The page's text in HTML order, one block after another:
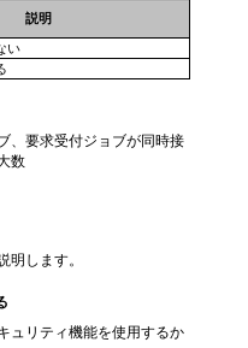
説明
い
、要求受付ジョブが同時接
数
明します。
ュリティ機能を使用するか